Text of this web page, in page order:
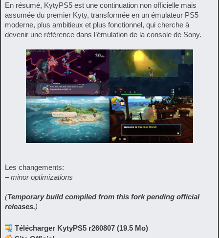
En résumé, KytyPS5 est une continuation non officielle mais
assumée du premier Kyty, transformée en un émulateur PS5
moderne, plus ambitieux et plus fonctionnel, qui cherche à
devenir une référence dans l’émulation de la console de Sony.
Les changements:
– minor optimizations
(Temporary build compiled from this fork pending official
releases.)
Télécharger KytyPS5 r260807 (19.5 Mo)